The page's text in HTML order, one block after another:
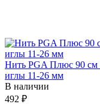
Нить PGA Плюс 90 см
иглы 11-26 мм
В наличии
492 ₽